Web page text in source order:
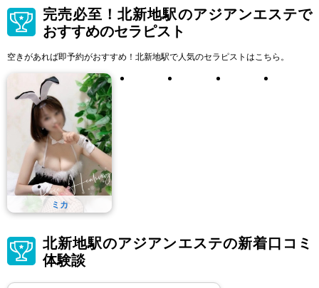
完売必至！北新地駅のアジアンエステで
おすすめのセラピスト
空きがあれば即予約がおすすめ！北新地駅で人気のセラピストはこちら。
ミカ
北新地駅のアジアンエステの新着口コミ
体験談